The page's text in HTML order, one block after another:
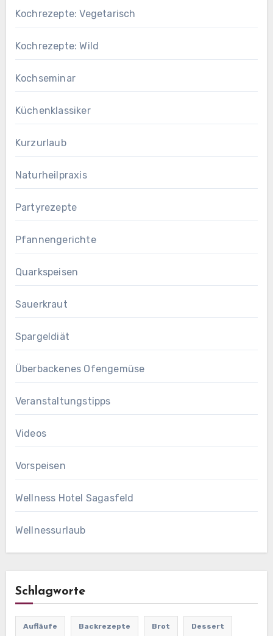
Kochrezepte: Vegetarisch
Kochrezepte: Wild
Kochseminar
Küchenklassiker
Kurzurlaub
Naturheilpraxis
Partyrezepte
Pfannengerichte
Quarkspeisen
Sauerkraut
Spargeldiät
Überbackenes Ofengemüse
Veranstaltungstipps
Videos
Vorspeisen
Wellness Hotel Sagasfeld
Wellnessurlaub
Schlagworte
Aufläufe Backrezepte Brot Dessert